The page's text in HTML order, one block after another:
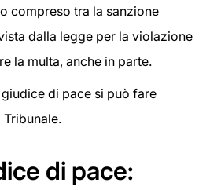
compreso tra la sanzione
dalla legge per la violazione
la multa, anche in parte.
di pace si può fare
di pace: